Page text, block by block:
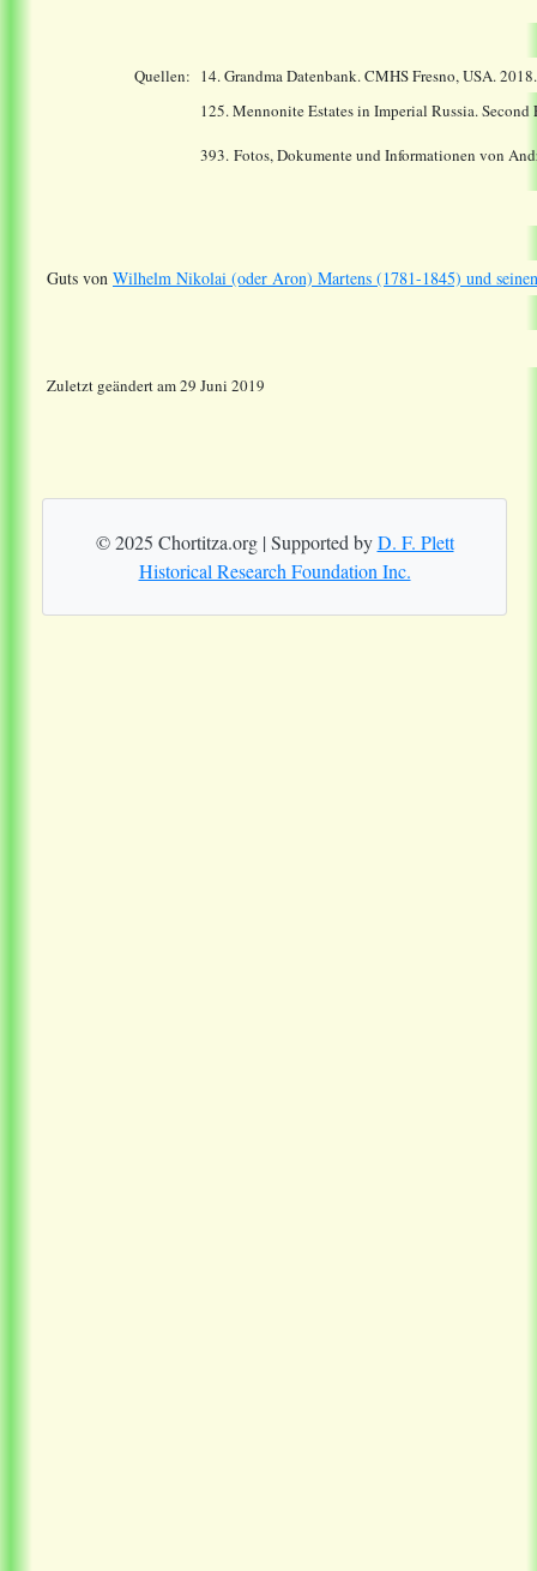
Quellen: 14.Grandma Datenbank. CMHS Fresno, USA.
125. Mennonite Estates in Imperial Russia.
393. Fotos, Dokumente und Informationen von
Guts von Wilhelm Nikolai (oder Aron) Martens (1781-1845) und
Zuletzt geändert am 29 Juni 2019
© 2025 Chortitza.org | Supported byD. F. Plett
Historical Research Foundation Inc.